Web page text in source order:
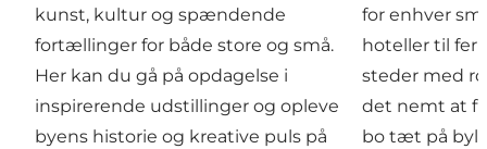
kunst, kultur og spændende
fortællinger for både store og små.
Her kan du gå på opdagelse i
inspirerende udstillinger og opleve
byens historie og kreative puls på
for enhver
hoteller til
steder med
det nemt at
bo tæt på